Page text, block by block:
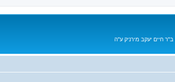
חיים יעקב מירניק ע"ה